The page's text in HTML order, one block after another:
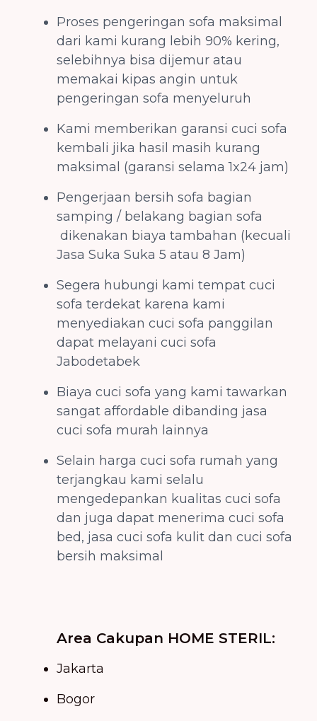
Proses pengeringan sofa maksimal
dari kami kurang lebih 90% kering,
selebihnya bisa dijemur atau
memakai kipas angin untuk
pengeringan sofa menyeluruh
Kami memberikan garansi cuci sofa
kembali jika hasil masih kurang
maksimal (garansi selama 1x24 jam)
Pengerjaan bersih sofa bagian
samping / belakang bagian sofa
dikenakan biaya tambahan (kecuali
Jasa Suka Suka 5 atau 8 Jam)
Segera hubungi kami tempat cuci
sofa terdekat karena kami
menyediakan cuci sofa panggilan
dapat melayani cuci sofa
Jabodetabek
Biaya cuci sofa yang kami tawarkan
sangat affordable dibanding jasa
cuci sofa murah lainnya
Selain harga cuci sofa rumah yang
terjangkau kami selalu
mengedepankan kualitas cuci sofa
dan juga dapat menerima cuci sofa
bed, jasa cuci sofa kulit dan cuci sofa
bersih maksimal
Area Cakupan HOME STERIL:
Jakarta
Bogor